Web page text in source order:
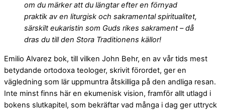
om du märker att du längtar efter en förnyad
praktik av en liturgisk och sakramental spiritualitet,
särskilt eukaristin som Guds rikes sakrament – då
dras du till den Stora Traditionens källor!
Emilio Alvarez bok, till vilken John Behr, en av vår tids mest
betydande ortodoxa teologer, skrivit förordet, ger en
vägledning som lär uppmuntra åtskilliga på den andliga resan.
Inte minst finns här en ekumenisk vision, framför allt utlagd i
bokens slutkapitel, som bekräftar vad många i dag ger uttryck